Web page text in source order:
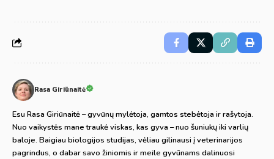
Rasa Giriūnaitė
Esu Rasa Giriūnaitė – gyvūnų mylėtoja, gamtos stebėtoja ir rašytoja.
Nuo vaikystės mane traukė viskas, kas gyva – nuo šuniukų iki varlių
baloje. Baigiau biologijos studijas, vėliau gilinausi į veterinarijos
pagrindus, o dabar savo žiniomis ir meile gyvūnams dalinuosi